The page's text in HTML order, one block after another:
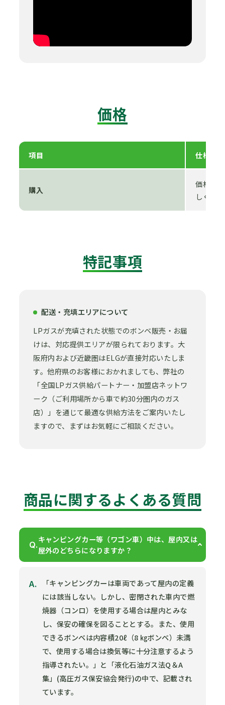
価格
項目 仕様
購入
価格が
しくは
特記事項
配送・充填エリアについて
LPガスが充填された状態でのボンベ販売・お届
けは、対応提供エリアが限られております。大
阪府内および近畿圏はELGが直接対応いたしま
す。他府県のお客様におかれましても、弊社の
「全国LPガス供給パートナー・加盟店ネットワ
ーク（ご利用場所から車で約30分圏内のガス
店）」を通じて最適な供給方法をご案内いたし
ますので、まずはお気軽にご相談ください。
商品に関するよくある質問
Q.
キャンピングカー等（ワゴン⾞）中は、屋内⼜は
屋外のどちらになりますか？
A.
「キャンピングカーは⾞両であって屋内の定義
には該当しない。しかし、密閉された⾞内で燃
焼器（コンロ）を使用する場合は屋内とみな
し、保安の確保を図ることとする。また、使用
できるボンベは内容積20ℓ（8 ㎏ボンベ）未満
で、使用する場合は換気等に十分注意するよう
指導されたい。」と「液化⽯油ガス法Q＆A
集」(⾼圧ガス保安協会発⾏)の中で、記載され
ています。